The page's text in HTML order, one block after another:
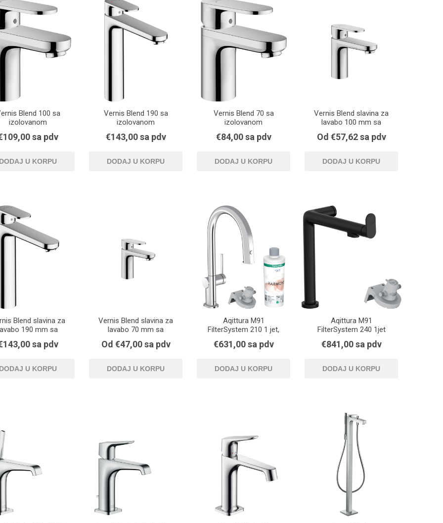
I PLOČE KUPATILSKI NAMEŠTAJ
Blend 100 sa
izolovanom
vode
sa pdv
Vernis Blend 190 sa
izolovanom
provodljivošću vode
€143,00 sa pdv
Vernis Blend 70 sa
izolovanom
provodljivošću vode
€84,00 sa pdv
Vernis Blend slavina za
lavabo 100 mm sa
odlivnim ventilom
Od €57,62 sa pdv
Blend slavina za
190 mm sa
odlivnim ventilom
sa pdv
Vernis Blend slavina za
lavabo 70 mm sa
odlivnim ventilom
Od €47,00 sa pdv
Aqittura M91
FilterSystem 210 1 jet,
slavina na izvlačenje,
starter set
€631,00 sa pdv
Aqittura M91
FilterSystem 240 1jet
€841,00 sa pdv